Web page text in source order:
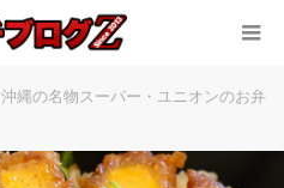
沖縄の名物スーパー・ユニオンのお弁